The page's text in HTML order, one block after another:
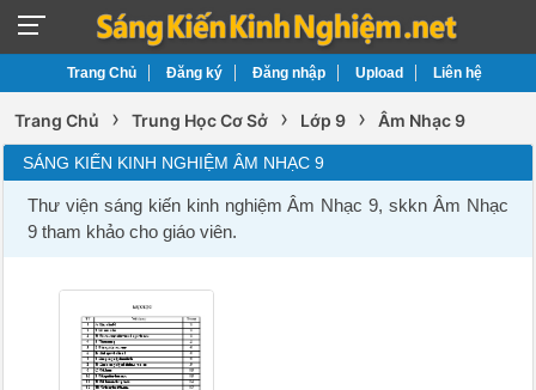
Trang Chủ Đăng ký Đăng nhập Upload Liên hệ
Trang Chủ › Trung Học Cơ Sở › Lớp 9 › Âm Nhạc 9
SÁNG KIẾN KINH NGHIỆM ÂM NHẠC 9
Thư viện sáng kiến kinh nghiệm Âm Nhạc 9, skkn Âm Nhạc
9 tham khảo cho giáo viên.